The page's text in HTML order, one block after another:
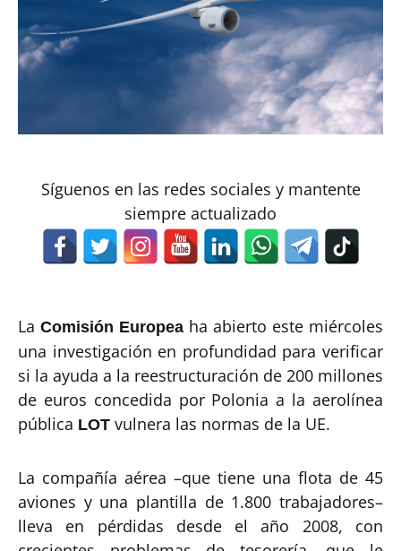
Síguenos en las redes sociales y mantente
siempre actualizado
La Comisión Europea ha abierto este miércoles
una investigación en profundidad para verificar
si la ayuda a la reestructuración de 200 millones
de euros concedida por Polonia a la aerolínea
pública LOT vulnera las normas de la UE.
La compañía aérea –que tiene una flota de 45
aviones y una plantilla de 1.800 trabajadores–
lleva en pérdidas desde el año 2008, con